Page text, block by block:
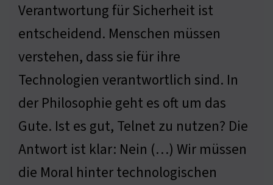
Verantwortung für Sicherheit ist
entscheidend. Menschen müssen
verstehen, dass sie für ihre
Technologien verantwortlich sind. In
der Philosophie geht es oft um das
Gute. Ist es gut, Telnet zu nutzen? Die
Antwort ist klar: Nein (…) Wir müssen
die Moral hinter technologischen